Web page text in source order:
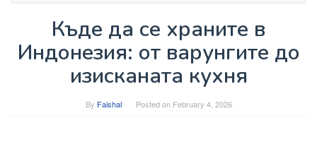
Къде да се храните в
Индонезия: от варунгите до
изисканата кухня
By Faishal Posted on February 4, 2026